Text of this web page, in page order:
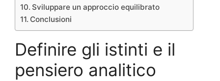
Sviluppare un approccio equilibrato
Conclusioni
Definire gli istinti e il
pensiero analitico